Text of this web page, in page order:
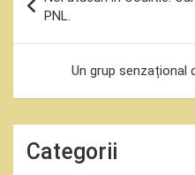
în
articole
PNL.
Un grup senzațional
Categorii